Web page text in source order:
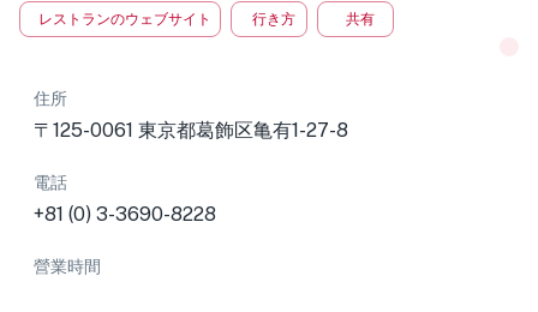
レストランのウェブサイト 行き方 共有
住所
〒125-0061 東京都葛飾区亀有1-27-8
電話
+81 (0) 3-3690-8228
營業時間